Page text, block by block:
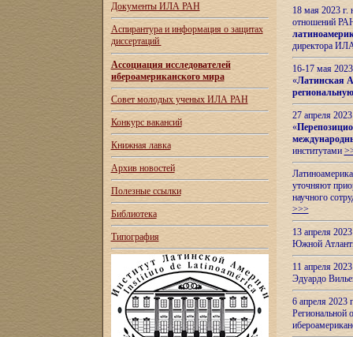
Документы ИЛА РАН
Аспирантура и информация о защитах
диссертаций
Ассоциация исследователей
ибероамериканского мира
Совет молодых ученых ИЛА РАН
Конкурс вакансий
Книжная лавка
Архив новостей
Полезные ссылки
Библиотека
Типография
18 мая 2023
отношений
директора
16-17 мая
«Латинская
27 апреля
«
институтами
уточняют
научного
>>>
13 апреля
Южной
11 апреля
Эдуардо
6 апреля
Региональной